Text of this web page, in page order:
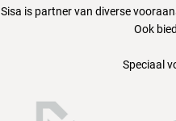
Sisa is partner van diverse
Ook
Speciaal